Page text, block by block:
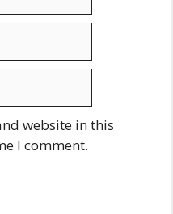
website in this
I comment.